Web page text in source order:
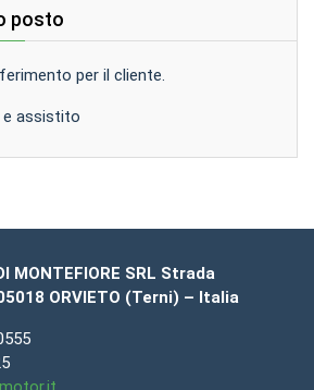
posto
per il cliente.
e assistito
MONTEFIORE SRL Strada
ORVIETO (Terni) – Italia